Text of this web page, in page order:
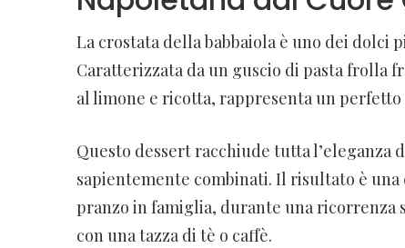
La crostata della babbaiola è uno dei dolci
Caratterizzata da un guscio di pasta frolla
al limone e ricotta, rappresenta un
Questo dessert racchiude tutta
sapientemente combinati. Il risultato è
pranzo in famiglia, durante una ricorrenza
con una tazza di tè o caffè.